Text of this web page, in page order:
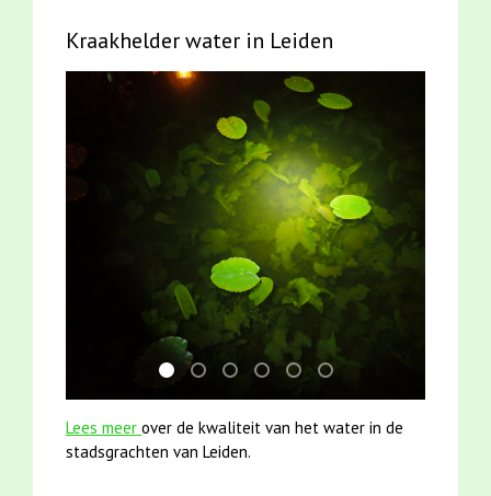
Kraakhelder water in Leiden
jun2021 zaklv 5 snoekje MOOI
mei2021 watervogelmethode fuut met
smoelenboek fifi en karper
jun2021 28 brasem en
karper met kattenklimtouw
mei2021 1 snoekje
Lees meer over de kwaliteit van het water in de
stadsgrachten van Leiden.